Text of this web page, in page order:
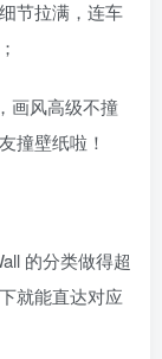
节拉满，连车
画风高级不撞
撞壁纸啦！
的分类做得超
就能直达对应